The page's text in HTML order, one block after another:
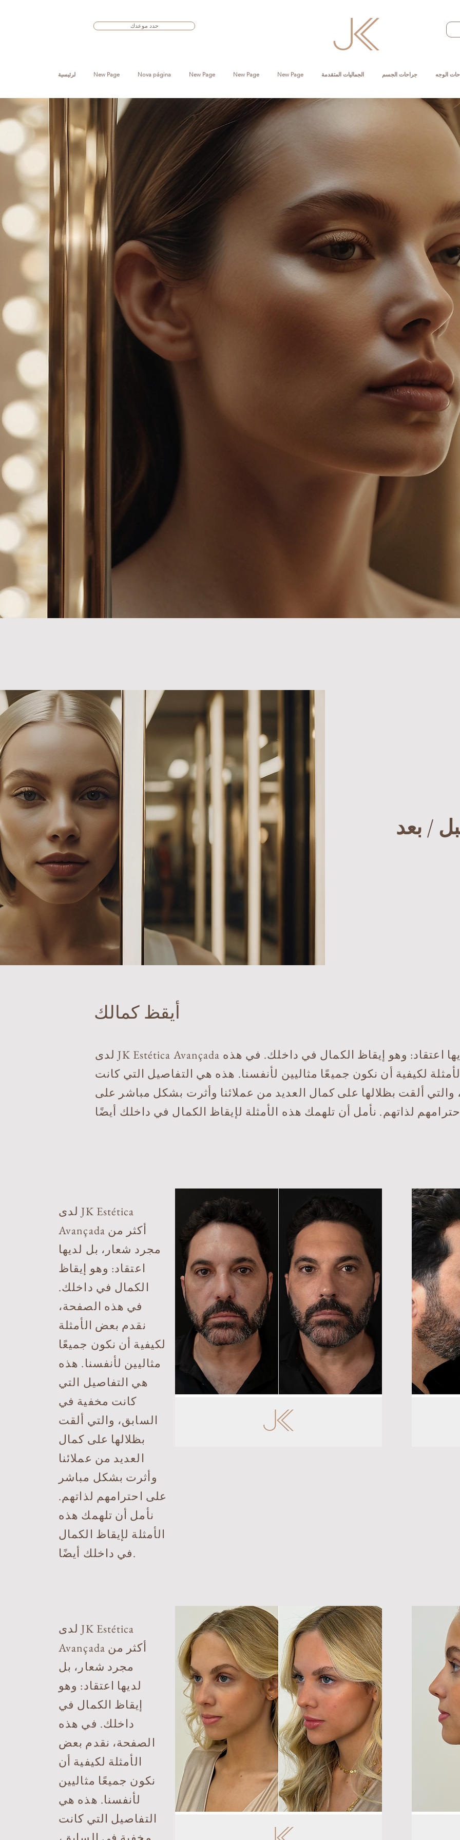
لرئيسية New Page Nova página New Page New Page New Page الجماليات المتقدمة جراحات الجسم الوجه
حدد موعدك
/ بعد
أيقظ كمالك
لدى JK Estética Avançada أكثر من مجرد شعار، بل لديها اعتقاد: وهو إيقاظ الكمال في داخلك. في هذه
لكيفية أن نكون جميعًا مثاليين لأنفسنا. هذه هي التفاصيل التي كانت
ألقت بظلالها على كمال العديد من عملائنا وأثرت بشكل مباشر على
لدى JK Estética
Avançada أكثر من
مجرد شعار، بل لديها
اعتقاد: وهو إيقاظ
الكمال في داخلك.
في هذه الصفحة،
نقدم بعض الأمثلة
لكيفية أن نكون جميعًا
مثاليين لأنفسنا. هذه
هي التفاصيل التي
كانت مخفية في
السابق، والتي ألقت
بظلالها على كمال
العديد من عملائنا
وأثرت بشكل مباشر
على احترامهم لذاتهم.
نأمل أن تلهمك هذه
الأمثلة لإيقاظ الكمال
في داخلك أيضًا.
لدى JK Estética
Avançada أكثر من
مجرد شعار، بل
لديها اعتقاد: وهو
إيقاظ الكمال في
داخلك. في هذه
الصفحة، نقدم بعض
الأمثلة لكيفية أن
نكون جميعًا مثاليين
لأنفسنا. هذه هي
التفاصيل التي كانت